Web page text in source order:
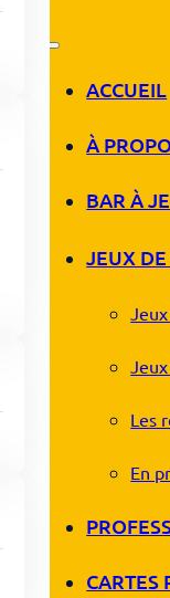
ACCUEIL
À
BAR À
JEUX DE
Les
En
CARTES